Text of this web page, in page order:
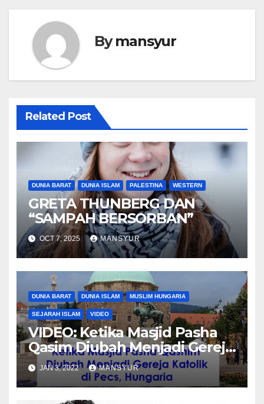
Bymansyur
Related Post
DUNIA BARAT DUNIA ISLAM PALESTINA WESTERN
GRETA THUNBERG DAN
“SAMPAH BERSORBAN”
OCT 7, 2025 MANSYUR
DUNIA BARAT DUNIA ISLAM MUSLIM HUNGARIA
SEJARAH ISLAM VIDEO
VIDEO: Ketika Masjid Pasha
Qasim Diubah Menjadi Gereja
Katolik di Pecs, Hungaria
JAN 3, 2022 MANSYUR